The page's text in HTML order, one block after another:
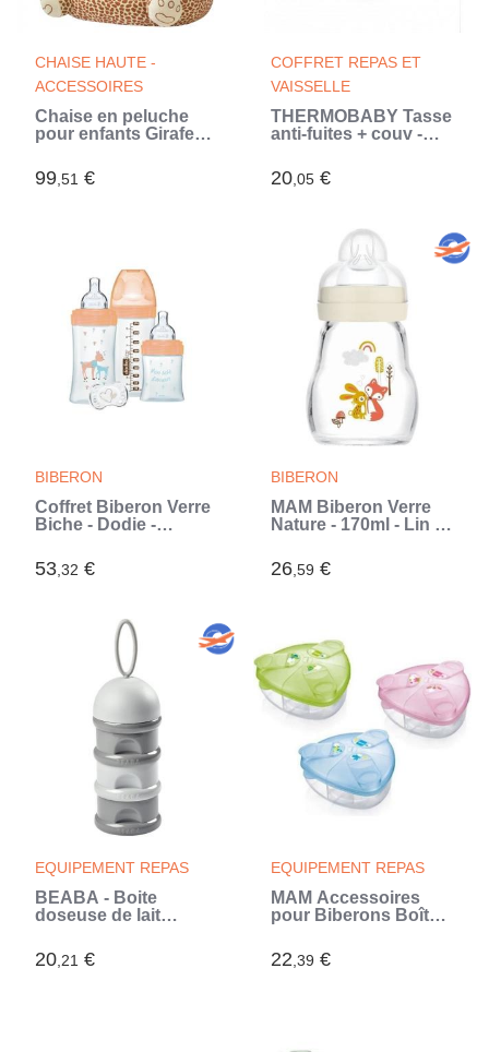
CHAISE HAUTE -
ACCESSOIRES
Chaise en peluche
pour enfants Girafe
99,51 €
COFFRET REPAS ET
VAISSELLE
THERMOBABY Tasse
anti-fuites + couv -
20,05 €
BIBERON
Coffret Biberon Verre
Biche - Dodie -
Anti-Colique - 150ml
et 270ml (Bleu)
53,32 €
BIBERON
MAM Biberon Verre
Nature - 170ml - Lin -
26,59 €
EQUIPEMENT REPAS
BÉABA - Boite
doseuse de lait
hermétique - 3
compartiments -
20,21 €
EQUIPEMENT REPAS
MAM Accessoires
pour Biberons Boîte
Ivoire
22,39 €